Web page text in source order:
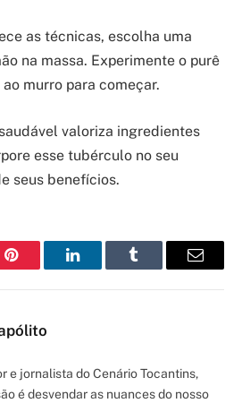
as técnicas, escolha uma
na massa. Experimente o purê
murro para começar.
valoriza ingredientes
esse tubérculo no seu
seus benefícios.
Pinterest LinkedInTumblr Email
e jornalista do Cenário Tocantins,
é desvendar as nuances do nosso